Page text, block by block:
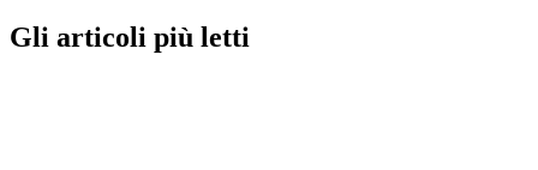
Gli articoli più letti